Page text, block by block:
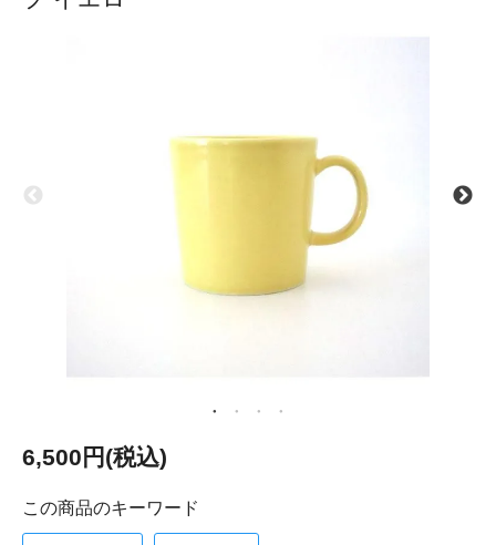
6,500円(税込)
この商品のキーワード